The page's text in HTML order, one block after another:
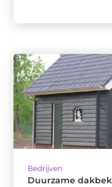
Bedrijven
Duurzame